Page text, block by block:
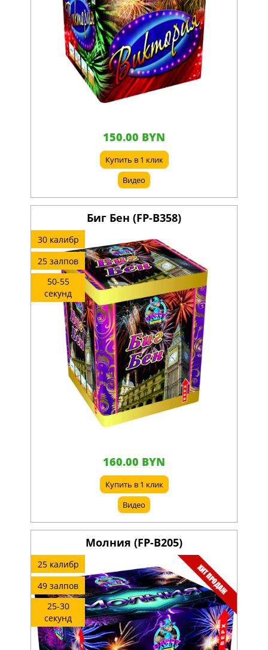
150.00 BYN
Купить в 1 клик
Видео
Биг Бен (FP-B358)
30 калибр
25 залпов
50-55
секунд
160.00 BYN
Купить в 1 клик
Видео
Молния (FP-B205)
25 калибр
49 залпов
25-30
секунд